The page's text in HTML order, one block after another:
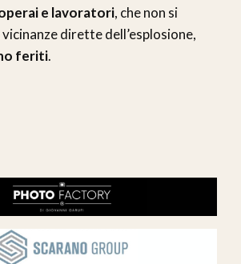
e lavoratori, che non si
dirette dell’esplosione,
feriti.